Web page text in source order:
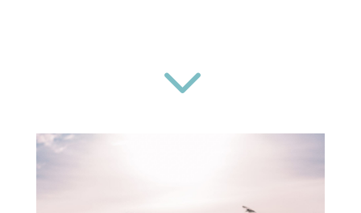
3